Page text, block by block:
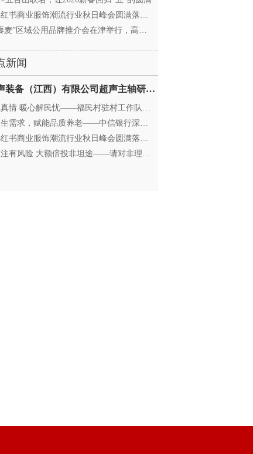
书商业服饰潮流行业秋日峰会圆满落幕，携手
”区域公用品牌推介会在津举行，高蛋白产业
新闻
迈菲超声装备（江西）有限公司超声主轴研发和生产项
情 暖心解民忧——福民村驻村工作队与村委心系
需求，赋能品质养老——中信银行深圳分行养老
书商业服饰潮流行业秋日峰会圆满落幕，携手
有风险 大额倍投非坦途——请对非理性购彩说“